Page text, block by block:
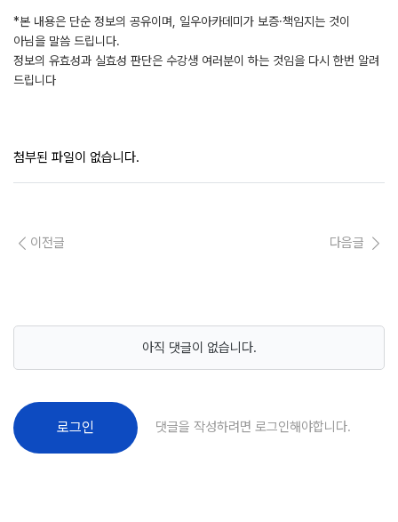
*본 내용은 단순 정보의 공유이며, 일우아카데미가 보증·책임지는 것이
아님을 말씀 드립니다.
정보의 유효성과 실효성 판단은 수강생 여러분이 하는 것임을 다시 한번 알려
드립니다
첨부된 파일이 없습니다.
이전글 다음글
아직 댓글이 없습니다.
로그인 댓글을 작성하려면 로그인해야합니다.